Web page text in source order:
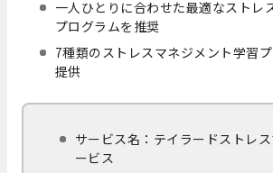
一人ひとりに合わせた最適なストレ
プログラムを推奨
7種類のストレスマネジメント学習
提供
サービス名：テイラードストレ
ービス